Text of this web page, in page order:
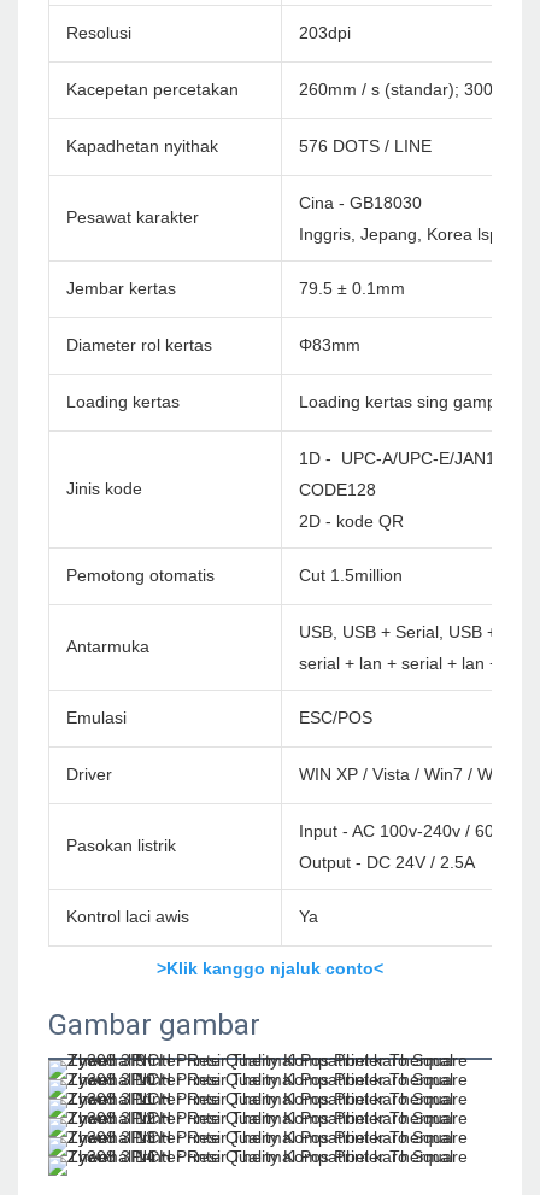
Resolusi 203dpi
Kacepetan percetakan 260mm / s (standar); 300mm /
Kapadhetan nyithak 576 DOTS / LINE
Pesawat karakter
Cina - GB18030
Inggris, Jepang, Korea lsp.
Jembar kertas 79.5 ± 0.1mm
Diameter rol kertas Φ83mm
Loading kertas Loading kertas sing gampang
Jinis kode
1D - UPC-A/UPC-E/
CODE128
2D - kode QR
Pemotong otomatis Cut 1.5million
Antarmuka
USB, USB + Serial, USB +
serial + lan + serial + lan +
Emulasi ESC/POS
Driver WIN XP / Vista / Win7 / Win8 /
Pasokan listrik
Input - AC 100v-240v / 60Hz
Output - DC 24V / 2.5A
Kontrol laci awis Ya
>Klik kanggo njaluk conto<
Gambar gambar